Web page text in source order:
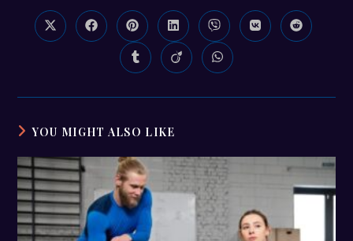
CONTENT
Opens
in
Opens
in
window
Opens
in
a
new
window
Opens
in
a
new
window
Opens
in
a
new
window
Opens
in
Opens
in
Opens
in
new
Opens
in
new
Opens
in
new
YOU MIGHT ALSO LIKE